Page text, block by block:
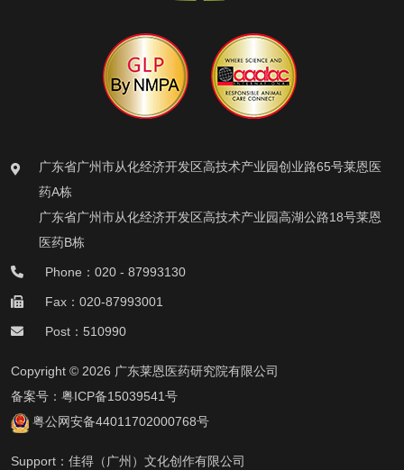
广东省广州市从化经济开发区高技术产业园创业路65号莱恩医
药A栋
广东省广州市从化经济开发区高技术产业园高湖公路18号莱恩
医药B栋
Phone：020 - 87993130
Fax：020-87993001
Post：510990
Copyright © 2026 广东莱恩医药研究院有限公司
备案号： 粤ICP备15039541号
粤公网安备44011702000768号
Support： 佳得（广州）文化创作有限公司